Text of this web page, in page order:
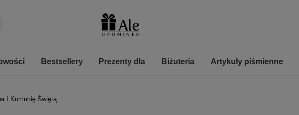
Bestsellery Prezenty dla Biżuteria Artykuły piśmienne
I Komunię Świętą